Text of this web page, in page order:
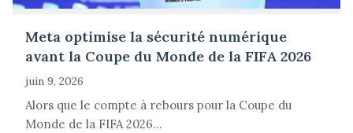
Meta optimise la sécurité numérique
avant la Coupe du Monde de la FIFA 2026
juin 9, 2026
Alors que le compte à rebours pour la Coupe du
Monde de la FIFA 2026...